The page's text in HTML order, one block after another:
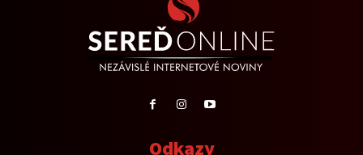
Odkazy